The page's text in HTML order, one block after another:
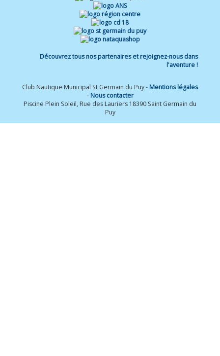
Découvrez tous nos partenaires et rejoignez-nous dans
l'aventure !
Club Nautique Municipal St Germain du Puy - Mentions légales
- Nous contacter
Piscine Plein Soleil, Rue des Lauriers 18390 Saint Germain du
Puy